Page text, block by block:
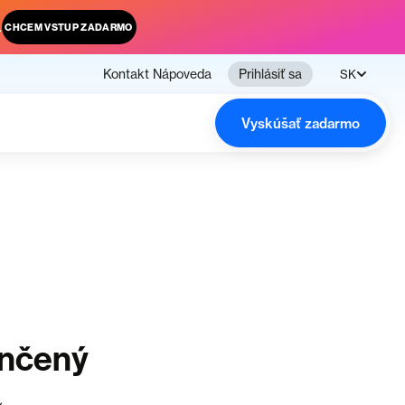
CHCEM VSTUP ZADARMO
Kontakt Nápoveda Prihlásiť sa SK
Vyskúšať zadarmo